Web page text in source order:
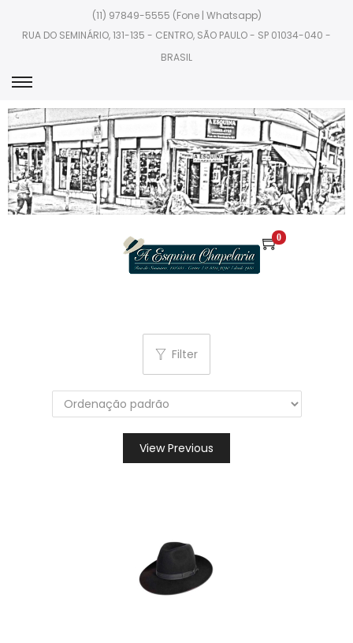
(11) 97849-5555 (Fone | Whatsapp)
RUA DO SEMINÁRIO, 131-135 - CENTRO, SÃO PAULO - SP 01034-040 -
BRASIL
0
View Previous
Filter